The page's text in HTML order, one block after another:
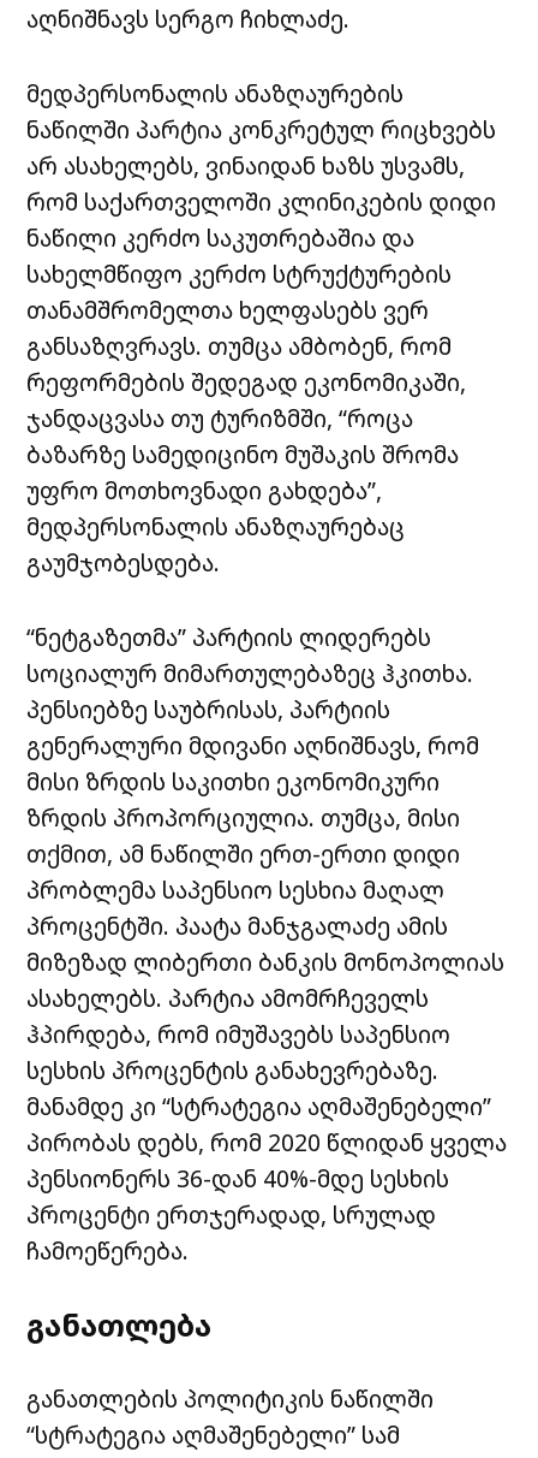
აღნიშნავს სერგო ჩიხლაძე.
მედპერსონალის ანაზღაურების
ნაწილში პარტია კონკრეტულ რიცხვებს
არ ასახელებს, ვინაიდან ხაზს უსვამს,
რომ საქართველოში კლინიკების დიდი
ნაწილი კერძო საკუთრებაშია და
სახელმწიფო კერძო სტრუქტურების
თანამშრომელთა ხელფასებს ვერ
განსაზღვრავს. თუმცა ამბობენ, რომ
რეფორმების შედეგად ეკონომიკაში,
ჯანდაცვასა თუ ტურიზმში, “როცა
ბაზარზე სამედიცინო მუშაკის შრომა
უფრო მოთხოვნადი გახდება”,
მედპერსონალის ანაზღაურებაც
გაუმჯობესდება.
“ნეტგაზეთმა” პარტიის ლიდერებს
სოციალურ მიმართულებაზეც ჰკითხა.
პენსიებზე საუბრისას, პარტიის
გენერალური მდივანი აღნიშნავს, რომ
მისი ზრდის საკითხი ეკონომიკური
ზრდის პროპორციულია. თუმცა, მისი
თქმით, ამ ნაწილში ერთ-ერთი დიდი
პრობლემა საპენსიო სესხია მაღალ
პროცენტში. პაატა მანჯგალაძე ამის
მიზეზად ლიბერთი ბანკის მონოპოლიას
ასახელებს. პარტია ამომრჩეველს
ჰპირდება, რომ იმუშავებს საპენსიო
სესხის პროცენტის განახევრებაზე.
მანამდე კი “სტრატეგია აღმაშენებელი”
პირობას დებს, რომ 2020 წლიდან ყველა
პენსიონერს 36-დან 40%-მდე სესხის
პროცენტი ერთჯერადად, სრულად
ჩამოეწერება.
განათლება
განათლების პოლიტიკის ნაწილში
“სტრატეგია აღმაშენებელი” სამ